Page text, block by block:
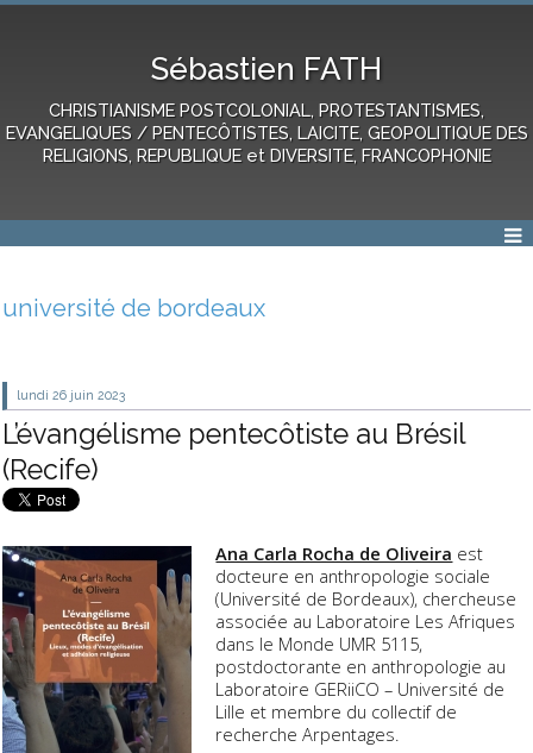
Sébastien FATH
CHRISTIANISME POSTCOLONIAL, PROTESTANTISMES,
EVANGELIQUES / PENTECÔTISTES, LAICITE, GEOPOLITIQUE DES
RELIGIONS, REPUBLIQUE et DIVERSITE, FRANCOPHONIE
université de bordeaux
lundi 26 juin 2023
L’évangélisme pentecôtiste au Brésil
(Recife)
Ana Carla Rocha de Oliveira est
docteure en anthropologie sociale
(Université de Bordeaux), chercheuse
associée au Laboratoire Les Afriques
dans le Monde UMR 5115,
postdoctorante en anthropologie au
Laboratoire GERiiCO – Université de
Lille et membre du collectif de
recherche Arpentages.